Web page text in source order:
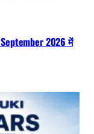
2026 में